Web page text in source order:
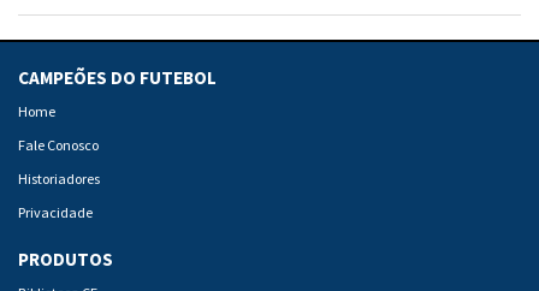
CAMPEÕES DO FUTEBOL
Home
Fale Conosco
Historiadores
Privacidade
PRODUTOS